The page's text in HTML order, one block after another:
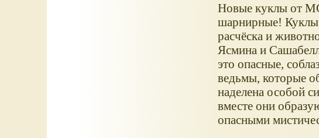
Новые куклы от
шарнирные! Куклы
расчёска и
Ясмина и
это опасные,
ведьмы, которые
наделена особой
вместе они
опасными